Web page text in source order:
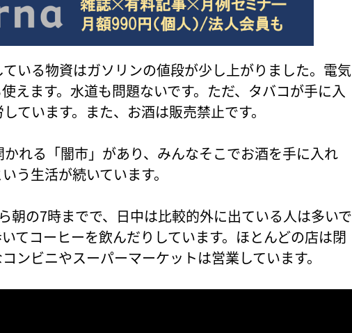
いる物資はガソリンの値段が少し上がりました。電気
えます。水道も問題ないです。ただ、タバコが手に入
ています。また、お酒は販売禁止です。
れる「闇市」があり、みんなそこでお酒を手に入れ
う生活が続いています。
朝の7時までで、日中は比較的外に出ている人は多いで
てコーヒーを飲んだりしています。ほとんどの店は閉
ンビニやスーパーマーケットは営業しています。